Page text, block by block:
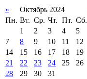
« Октябрь 2024
Пн. Вт. Ср. Чт. Пт. Сб.
1
2 3 4 5
7
8 9 10 11 12
14
15 16 17 18 19
21
22 23 24 25 26
28
29 30 31